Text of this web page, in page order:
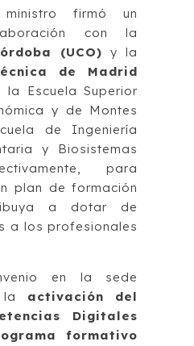
firmó un
con la
(UCO) y la
de Madrid
Escuela Superior
y de Montes
de Ingeniería
y Biosistemas
para
plan de formación
a dotar de
a los profesionales
en la sede
la activación del
Digitales
formativo